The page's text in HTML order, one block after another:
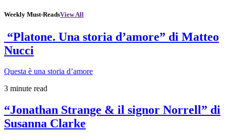
Weekly Must-ReadsView All
“Platone. Una storia d’amore” di Matteo
Nucci
Questa è una storia d’amore
3 minute read
“Jonathan Strange & il signor Norrell” di
Susanna Clarke